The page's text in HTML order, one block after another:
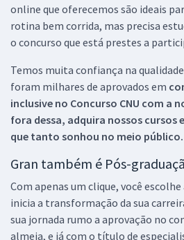
online que oferecemos são ideais
rotina bem corrida, mas precisa
o concurso que está prestes a
Temos muita confiança na
foram milhares de aprovados em
inclusive no Concurso CNU com a
fora dessa, adquira nossos cursos
que tanto sonhou no meio público.
Gran também é Pós-
Com apenas um clique, você
inicia a transformação da sua
sua jornada rumo a aprovação no
almeja, e já com o título de